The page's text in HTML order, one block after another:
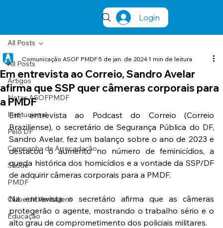
Login
All Posts
Artigos
Notas ASOFPMDF
Institucional
Pelo DF
Campanha de Arrecadação
Saúde
PMDF
Clube de Vantagens
Educação
All Posts
Em entrevista ao Correio, Sandro Avelar
afirma que SSP quer câmeras corporais para
a PMDF
Comunicação ASOF PMDF5 de jan. de 2024 1 min de leitura
Em entrevista ao Podcast do Correio (Correio
Braziliense), o secretário de Segurança Pública do DF,
Sandro Avelar, fez um balanço sobre o ano de 2023 e
destacou o aumento no número de feminicídios, a
queda histórica dos homicídios e a vontade da SSP/DF
de adquirir câmeras corporais para a PMDF.
Na entrevista o secretário afirma que as câmeras
protegerão o agente, mostrando o trabalho sério e o
alto grau de comprometimento dos policiais militares.